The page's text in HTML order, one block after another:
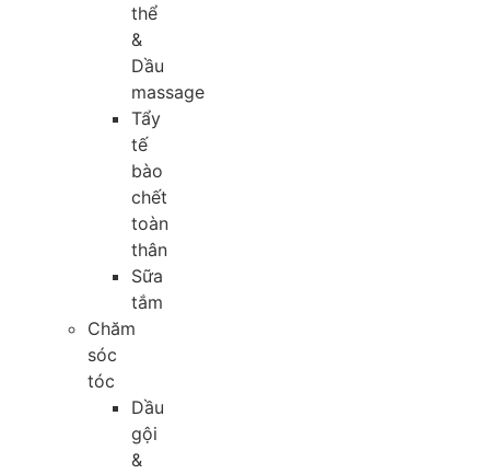
thể
&
Dầu
massage
Tẩy
tế
bào
chết
toàn
thân
Sữa
tắm
Chăm
sóc
tóc
Dầu
gội
&